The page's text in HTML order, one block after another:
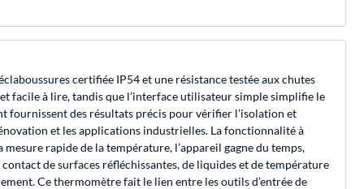
certifiée IP54 et une résistance testée aux chutes
facile à lire, tandis que l’interface utilisateur simple simplifie le
fournissent des résultats précis pour vérifier l’isolation et
et les applications industrielles. La fonctionnalité à
rapide de la température, l’appareil gagne du temps,
de surfaces réfléchissantes, de liquides et de température
Ce thermomètre fait le lien entre les outils d’entrée de